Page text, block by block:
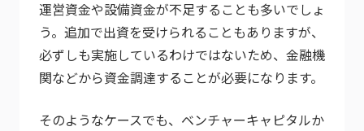
運営資金や設備資金が不足することも多いでしょ
う。追加で出資を受けられることもありますが、
必ずしも実施しているわけではないため、金融機
関などから資金調達することが必要になります。
そのようなケースでも、ベンチャーキャピタルか